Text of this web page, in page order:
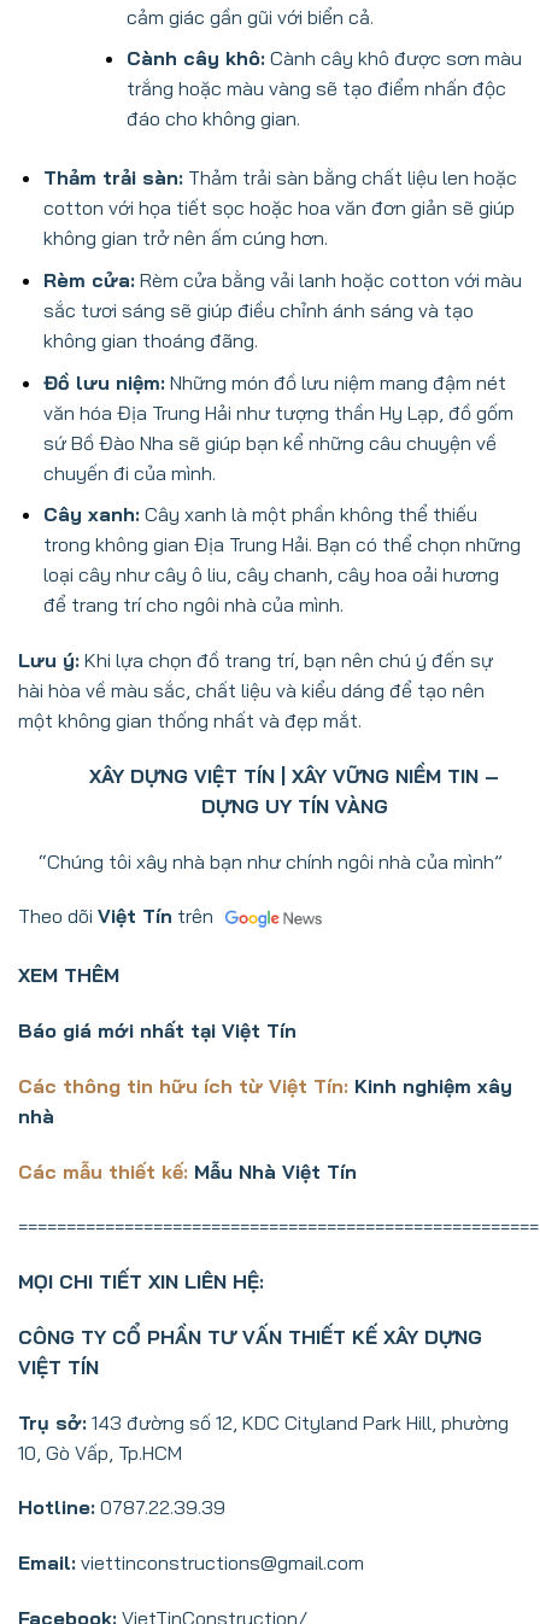
cảm giác gần gũi với biển cả.
Cành cây khô:Cành cây khô được sơn màu
trắng hoặc màu vàng sẽ tạo điểm nhấn độc
đáo cho không gian.
Thảm trải sàn:Thảm trải sàn bằng chất liệu len hoặc
cotton với họa tiết sọc hoặc hoa văn đơn giản sẽ giúp
không gian trở nên ấm cúng hơn.
Rèm cửa:Rèm cửa bằng vải lanh hoặc cotton với màu
sắc tươi sáng sẽ giúp điều chỉnh ánh sáng và tạo
không gian thoáng đãng.
Đồ lưu niệm:Những món đồ lưu niệm mang đậm nét
văn hóa Địa Trung Hải như tượng thần Hy Lạp, đồ gốm
sứ Bồ Đào Nha sẽ giúp bạn kể những câu chuyện về
chuyến đi của mình.
Cây xanh:Cây xanh là một phần không thể thiếu
trong không gian Địa Trung Hải. Bạn có thể chọn những
loại cây như cây ô liu, cây chanh, cây hoa oải hương
để trang trí cho ngôi nhà của mình.
Lưu ý: Khi lựa chọn đồ trang trí, bạn nên chú ý đến sự
hài hòa về màu sắc, chất liệu và kiểu dáng để tạo nên
một không gian thống nhất và đẹp mắt.
XÂY DỰNG VIỆT TÍN | XÂY VỮNG NIỀM TIN –
DỰNG UY TÍN VÀNG
“Chúng tôi xây nhà bạn như chính ngôi nhà của mình”
Theo dõi Việt Tín trên
XEM THÊM
Báo giá mới nhất tại Việt Tín
Các thông tin hữu ích từ Việt Tín: Kinh nghiệm xây
nhà
Các mẫu thiết kế: Mẫu Nhà Việt Tín
======================================================
MỌI CHI TIẾT XIN LIÊN HỆ:
CÔNG TY CỔ PHẦN TƯ VẤN THIẾT KẾ XÂY DỰNG
VIỆT TÍN
Trụ sở: 143 đường số 12, KDC Cityland Park Hill, phường
10, Gò Vấp, Tp.HCM
Hotline: 0787.22.39.39
Email: viettinconstructions@gmail.com
Facebook: VietTinConstruction/